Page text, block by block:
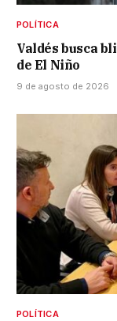
POLÍTICA
Valdés busca
de El Niño
9 de agosto de 2026
POLÍTICA